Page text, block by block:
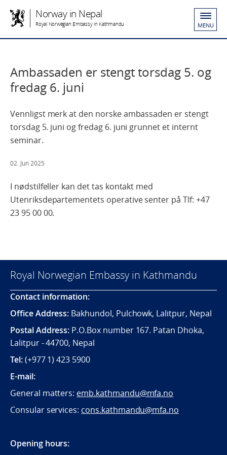
Norway in Nepal
Royal Norwegian Embassy in Kathmandu MENU
Ambassaden er stengt torsdag 5. og
fredag 6. juni
Vennligst merk at den norske ambassaden er stengt
torsdag 5. juni og fredag 6. juni grunnet et internt
seminar.
02. Jun 2025
I nødstilfeller kan det tas kontakt med
Utenriksdepartementets operative senter på Tlf: +47
23 95 00 00.
Royal Norwegian Embassy in Kathmandu
Contact information:
Office Address: Bakhundol, Pulchowk, Lalitpur, Nepal
Postal Address: P.O.Box number 167. Patan Dhoka,
Lalitpur - 44700, Nepal
Tel:(+977 1) 423 5900
E-mail:
General matters: emb.kathmandu@mfa.no
Consular services: cons.kathmandu@mfa.no
Opening hours: